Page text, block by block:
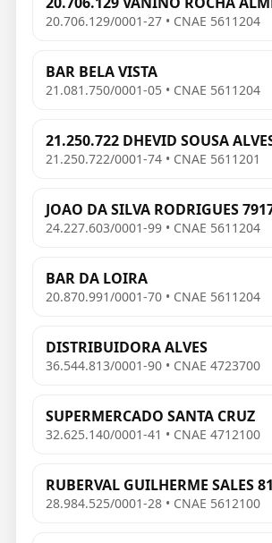
20.706.129/0001-27 • CNAE 5611204
BAR BELA VISTA
21.081.750/0001-05 • CNAE 5611204
21.250.722 DHEVID SOUSA
21.250.722/0001-74 • CNAE 5611201
JOAO DA SILVA RODRIGUES
24.227.603/0001-99 • CNAE 5611204
BAR DA LOIRA
20.870.991/0001-70 • CNAE 5611204
DISTRIBUIDORA ALVES
36.544.813/0001-90 • CNAE 4723700
SUPERMERCADO SANTA CRUZ
32.625.140/0001-41 • CNAE 4712100
RUBERVAL GUILHERME SALES
28.984.525/0001-28 • CNAE 5612100